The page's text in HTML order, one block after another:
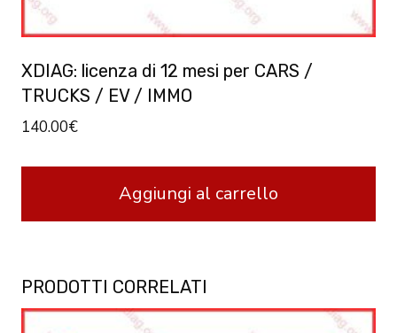
XDIAG: licenza di 12 mesi per CARS /
TRUCKS / EV / IMMO
140.00€
Aggiungi al carrello
PRODOTTI CORRELATI